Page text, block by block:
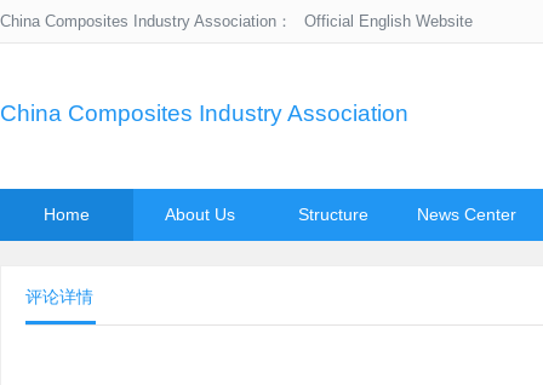
China Composites Industry Association： Official English Website
China Composites Industry Association
Home About Us Structure News Center
评论详情